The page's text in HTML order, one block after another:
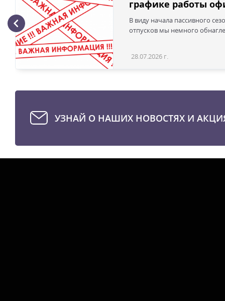
графике работы
В виду начала пассивного
отпусков мы немного
28.07.2026 г.
УЗНАЙ О НАШИХ НОВОСТЯХ И